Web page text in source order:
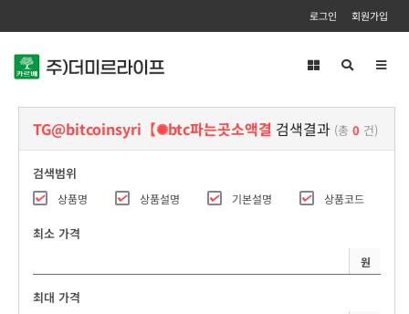
로그인 회원가입
TG@bitcoinsyri【✺btc파는곳소액결 검색결과 (총 0 건)
검색범위
상품명 상품설명 기본설명 상품코드
최소 가격
원
최대 가격